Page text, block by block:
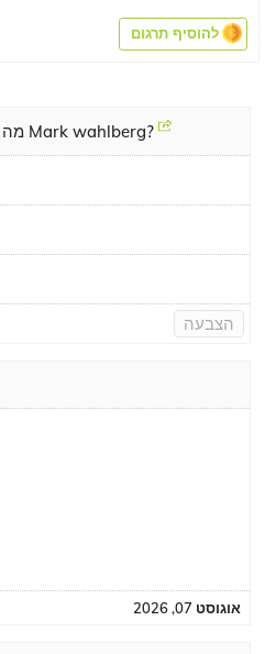
להוסיף תרגום
מה ההגייה המדויקת של השם Mark wahlberg?
הצבעה
אוגוסט 07, 2026